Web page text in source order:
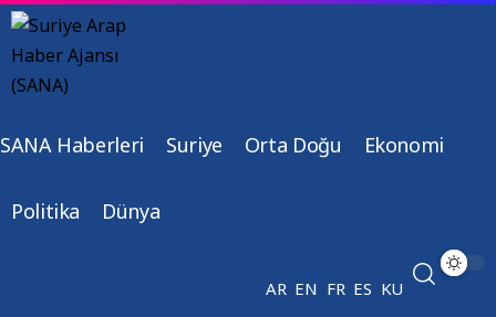
SANA Haberleri Suriye Orta Doğu Ekonomi
Politika Dünya
AR EN FR ES KU